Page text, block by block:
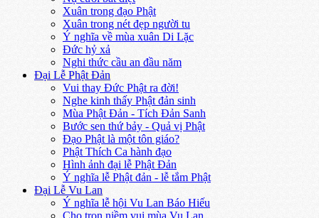
Xuân trong đạo Phật
Xuân trong nét đẹp người tu
Ý nghĩa về mùa xuân Di Lặc
Đức hỷ xả
Nghi thức cầu an đầu năm
Đại Lễ Phật Đản
Vui thay Đức Phật ra đời!
Nghe kinh thấy Phật đản sinh
Mùa Phật Đản - Tích Đản Sanh
Bước sen thứ bảy - Quả vị Phật
Đạo Phật là một tôn giáo?
Phật Thích Ca hành đạo
Hình ảnh đại lễ Phật Đản
Ý nghĩa lễ Phật đản - lễ tắm Phật
Đại Lễ Vu Lan
Ý nghĩa lễ hội Vu Lan Báo Hiếu